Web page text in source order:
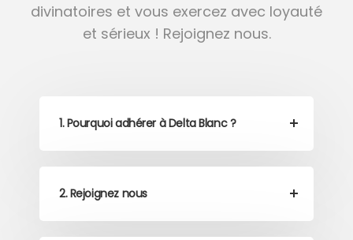
divinatoires et vous exercez avec loyauté
et sérieux ! Rejoignez nous.
1. Pourquoi adhérer à Delta Blanc ?
2. Rejoignez nous